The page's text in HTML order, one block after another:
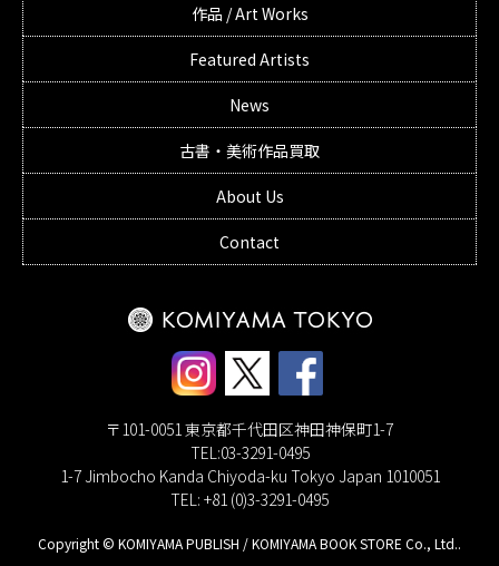
作品 / Art Works
Featured Artists
News
古書・美術作品買取
About Us
Contact
〒101-0051 東京都千代田区神田神保町1-7
TEL:03-3291-0495
1-7 Jimbocho Kanda Chiyoda-ku Tokyo Japan 1010051
TEL: +81 (0)3-3291-0495
Copyright © KOMIYAMA PUBLISH / KOMIYAMA BOOK STORE Co., Ltd..